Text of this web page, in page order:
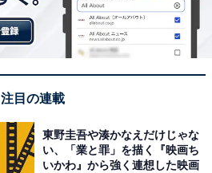
注目の連載
東野圭吾や湊かなえだけじゃな
い、「業と罪」を描く『映画ち
いかわ』から強く連想した映画